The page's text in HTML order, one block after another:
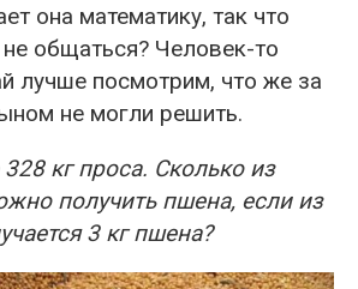
она математику, так что
общаться? Человек-то
лучше посмотрим, что же за
не могли решить.
кг проса. Сколько из
получить пшена, если из
3 кг пшена?